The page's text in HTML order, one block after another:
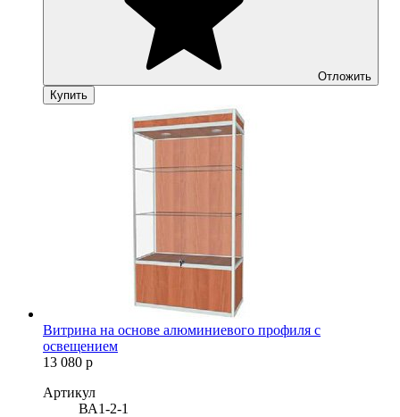
Отложить
Купить
Витрина на основе алюминиевого профиля с
освещением
13 080 р
Артикул
ВА1-2-1